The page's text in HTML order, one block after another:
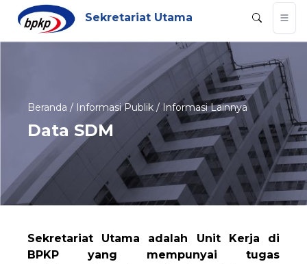
Sekretariat Utama
Beranda / Informasi Publik / Informasi Lainnya
Data SDM
Sekretariat Utama adalah Unit Kerja di
BPKP yang mempunyai tugas